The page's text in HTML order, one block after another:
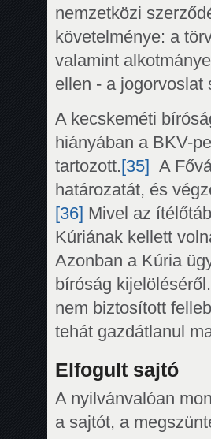
nemzetközi
követelménye: a
valamint
ellen - a jogorvoslat
A kecskeméti
hiányában a BKV-
tartozott. [35]
A
határozatát, és
[36] Mivel az
Kúriának kellett
Azonban a Kúria
bíróság
nem biztosított
tehát gazdátlanul
Elfogult sajtó
A nyilvánvalóan
a sajtót, a